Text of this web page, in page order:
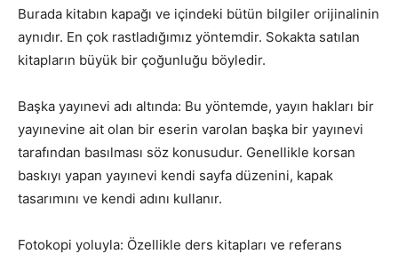
Burada kitabın kapağı ve içindeki bütün bilgiler orijinalinin
aynıdır. En çok rastladığımız yöntemdir. Sokakta satılan
kitapların büyük bir çoğunluğu böyledir.
Başka yayınevi adı altında: Bu yöntemde, yayın hakları bir
yayınevine ait olan bir eserin varolan başka bir yayınevi
tarafından basılması söz konusudur. Genellikle korsan
baskıyı yapan yayınevi kendi sayfa düzenini, kapak
tasarımını ve kendi adını kullanır.
Fotokopi yoluyla: Özellikle ders kitapları ve referans